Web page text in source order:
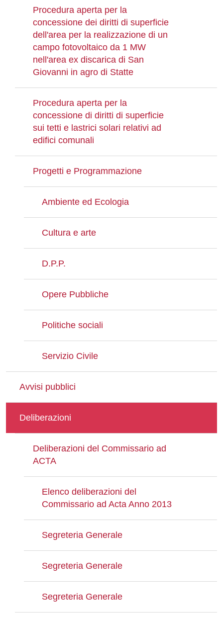
Procedura aperta per la
concessione dei diritti di superficie
dell'area per la realizzazione di un
campo fotovoltaico da 1 MW
nell'area ex discarica di San
Giovanni in agro di Statte
Procedura aperta per la
concessione di diritti di superficie
sui tetti e lastrici solari relativi ad
edifici comunali
Progetti e Programmazione
Ambiente ed Ecologia
Cultura e arte
D.P.P.
Opere Pubbliche
Politiche sociali
Servizio Civile
Avvisi pubblici
Deliberazioni
Deliberazioni del Commissario ad
ACTA
Elenco deliberazioni del
Commissario ad Acta Anno 2013
Segreteria Generale
Segreteria Generale
Segreteria Generale